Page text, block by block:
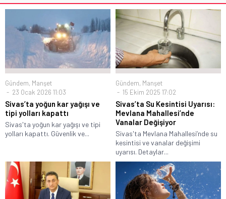
Gündem, Manşet
23 Ocak 2026 11:03
Sivas’ta yoğun kar yağışı ve
tipi yolları kapattı
Sivas'ta yoğun kar yağışı ve tipi
yolları kapattı. Güvenlik ve...
Gündem, Manşet
15 Ekim 2025 17:02
Sivas’ta Su Kesintisi Uyarısı:
Mevlana Mahallesi’nde
Vanalar Değişiyor
Sivas'ta Mevlana Mahallesi’nde su
kesintisi ve vanalar değişimi
uyarısı. Detaylar...